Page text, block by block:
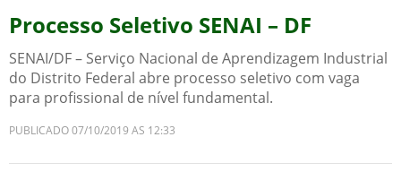
Processo Seletivo SENAI – DF
SENAI/DF – Serviço Nacional de Aprendizagem Industrial
do Distrito Federal abre processo seletivo com vaga
para profissional de nível fundamental.
PUBLICADO 07/10/2019 AS 12:33